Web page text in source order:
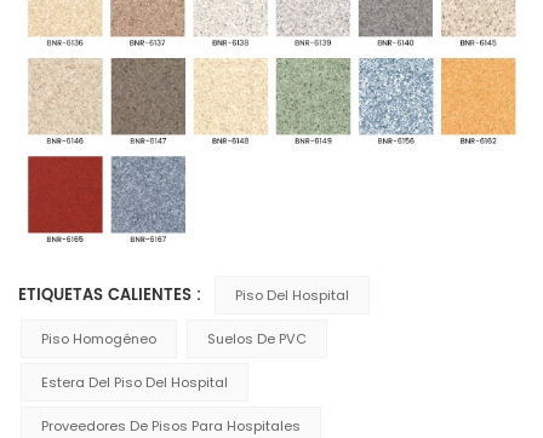
ETIQUETAS CALIENTES : Piso Del Hospital
Piso Homogéneo Suelos De PVC
Estera Del Piso Del Hospital
Proveedores De Pisos Para Hospitales